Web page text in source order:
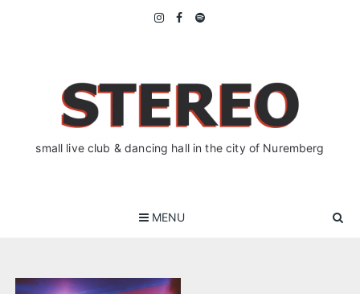
small live club & dancing hall in the city of Nuremberg
MENU